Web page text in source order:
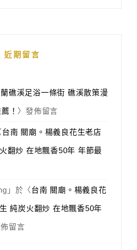
近期留言
礁溪足浴一條街 礁溪散策漫
！ 〉發佈留言
台南 關廟。楊義良花生老店
翻炒 在地飄香50年 年節最
」於〈台南 關廟。楊義良花
純炭火翻炒 在地飄香50年
留言